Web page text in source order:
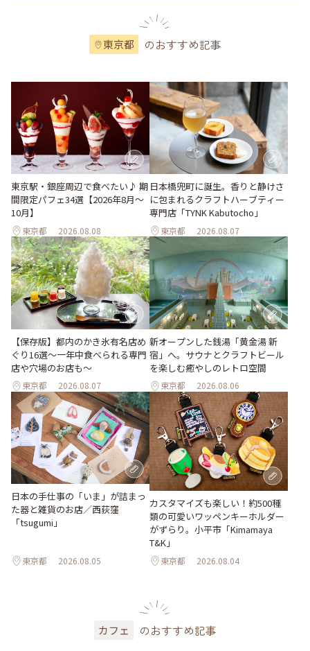
東京都 のおすすめ記事
東京駅・銀座周辺で食べたい♪ 期
間限定パフェ34選【2026年8月～
10月】
東京都 2026.08.08
日本橋兜町に誕生。香りと静けさ
に包まれるクラフトハーブティー
専門店「TYNK Kabutocho」
東京都 2026.08.07
【保存版】都内のかき氷有名店め
ぐり16選～一年中食べられる専門
店や穴場のお店も～
東京都 2026.08.07
新オープンした銭湯「黄金湯 新
宿」へ。サウナとクラフトビール
を楽しむ癒やしのレトロ空間
東京都 2026.08.06
日本の手仕事の「いま」が詰まっ
た器と雑貨のお店／西荻窪
「tsugumi」
東京都 2026.08.05
カスタマイズも楽しい！約500種
類の可愛いワッペンキーホルダー
がずらり。小平市「Kimamaya
T&K」
東京都 2026.08.04
カフェ のおすすめ記事